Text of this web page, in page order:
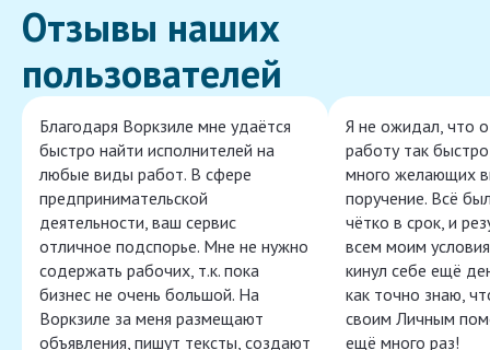
Отзывы наших
пользователей
Благодаря Воркзиле мне удаётся
быстро найти исполнителей на
любые виды работ. В сфере
предпринимательской
деятельности, ваш сервис
отличное подспорье. Мне не нужно
содержать рабочих, т.к. пока
бизнес не очень большой. На
Воркзиле за меня размещают
объявления, пишут тексты, создают
Я не ожидал, что
работу так
много желающих
поручение. Всё
чётко в срок, и
всем моим
кинул себе ещё
как точно знаю,
своим Личным
ещё много раз!